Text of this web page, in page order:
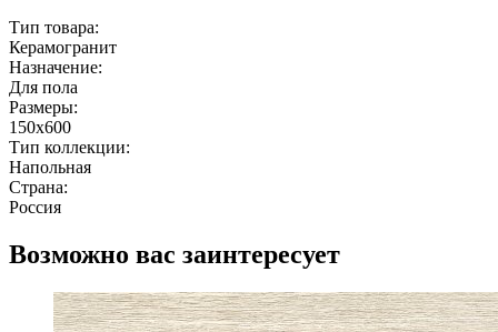
Тип товара:
Керамогранит
Назначение:
Для пола
Размеры:
150x600
Тип коллекции:
Напольная
Страна:
Россия
Возможно вас заинтересует